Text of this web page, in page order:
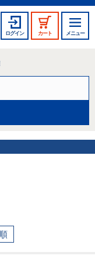
ログイン カート メニュー